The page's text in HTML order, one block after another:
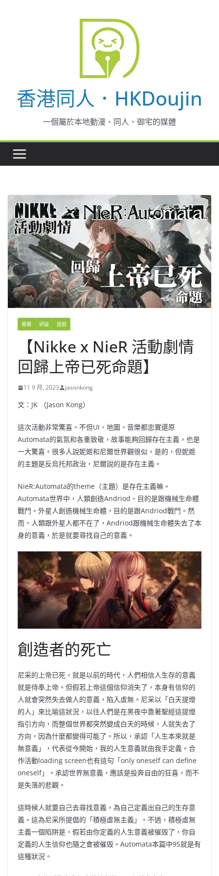
香港同人．HKDoujin
一個屬於本地動漫、同人、御宅的媒體
專欄 評論 遊戲
【Nikke x NieR 活動劇情
回歸上帝已死命題】
11 9 月, 2023 jasonkong
文：JK （Jason Kong）
這次活動非常驚喜，不但UI、地圖、音樂都忠實還原
Automata的氣氛和各重致敬，故事能夠回歸存在主義，也是
一大驚喜。很多人說妮姬和尼爾世界觀很似，是的，但妮姬
的主題是反烏托邦政治，尼爾說的是存在主義。
NieR:Automata的theme（主題）是存在主義嘛。
Automata世界中，人類創造Andriod，目的是跟機械生命體
戰鬥。外星人創造機械生命體，目的是跟Andriod戰鬥。然
而，人類跟外星人都不在了，Andriod跟機械生命體失去了本
身的意義，於是就要尋找自己的意義。
創造者的死亡
尼采的上帝已死，就是以前的時代，人們相信人生存的意義
就是侍奉上帝。但假若上帝這個信仰消失了，本身有信仰的
人就會突然失去做人的意義，陷入虛無。尼采以「白天提燈
的人」來比喻這狀況，以往人們是在黑夜中靠著聖經這提燈
指引方向，而整個世界都突然變成白天的時候，人就失去了
方向，因為什麼都變得可能了。所以，承認「人生本來就是
無意義」，代表從今開始，我的人生意義就由我手定義。合
作活動loading screen也有這句「only oneself can define
oneself」。承認世界無意義，應該是投奔自由的狂喜，而不
是失落的悲觀。
這時候人就要自己去尋找意義，為自己定義出自己的生存意
義。這為尼采所提倡的「積極虛無主義」。不過，積極虛無
主義一個陷阱是，假若由你定義的人生意義被催毁了，你自
定義的人生信仰也隨之會被催毁。Automata本篇中9S就是有
這種狀況。